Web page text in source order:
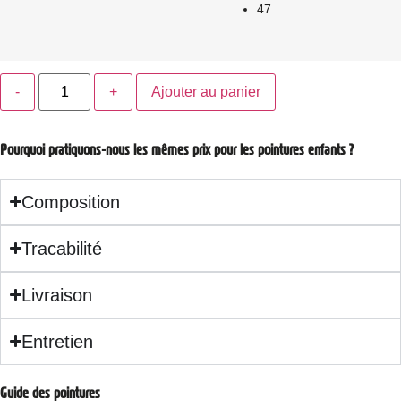
47
Quantité
Ajouter au panier
Pourquoi pratiquons-nous les mêmes prix pour les pointures enfants ?
Composition
Tracabilité
Livraison
Entretien
Guide des pointures